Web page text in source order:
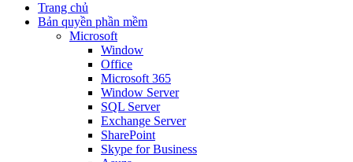
Trang chủ
Bản quyền phần mềm
Microsoft
Window
Office
Microsoft 365
Window Server
SQL Server
Exchange Server
SharePoint
Skype for Business